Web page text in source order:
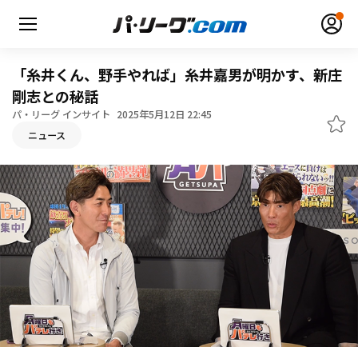
HOME
動画
日程・結果
順位表･成績
1軍公式戦
選手名鑑
「糸井くん、野手やれば」糸井嘉男が明かす、新庄
剛志との秘話
パ・リーグ インサイト 2025年5月12日 22:45
ニュース